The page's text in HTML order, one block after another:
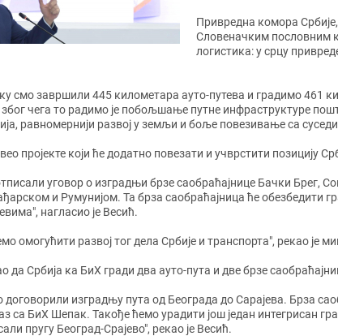
Привредна комора
Словеначким пословним
логистика: у срцу
смо завршили 445 километара ауто-путева и градимо 461
због чега то радимо је побољшање путне инфраструктуре
равномернији развој у земљи и боље повезивање са
пројекте који ће додатно повезати и учврстити позицију
уговор о изградњи брзе саобраћајнице Бачки Брег,
и Румунијом. Та брза саобраћајница ће обезбедити
нагласио је Весић.
омогућити развој тог дела Србије и транспорта", рекао је
да Србија ка БиХ гради два ауто-пута и две брзе
договорили изградњу пута од Београда до Сарајева. Брза
са БиХ Шепак. Такође ћемо урадити још један интегрисан
пругу Београд-Срајево", рекао је Весић.